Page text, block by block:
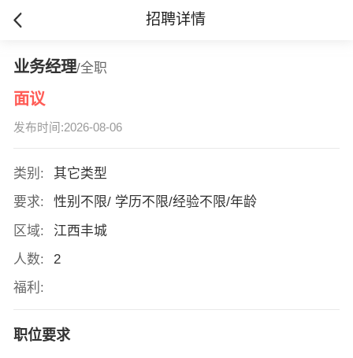
招聘详情
业务经理/全职
面议
发布时间:2026-08-06
类别:
其它类型
要求:
性别不限/ 学历不限/经验不限/年龄
区域:
江西丰城
人数:
2
福利:
职位要求